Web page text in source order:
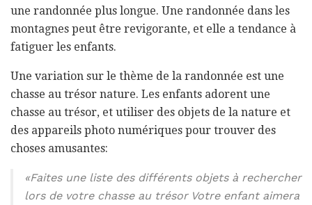
une randonnée plus longue. Une randonnée dans les
montagnes peut être revigorante, et elle a tendance à
fatiguer les enfants.
Une variation sur le thème de la randonnée est une
chasse au trésor nature. Les enfants adorent une
chasse au trésor, et utiliser des objets de la nature et
des appareils photo numériques pour trouver des
choses amusantes:
«Faites une liste des différents objets à rechercher
lors de votre chasse au trésor Votre enfant aimera